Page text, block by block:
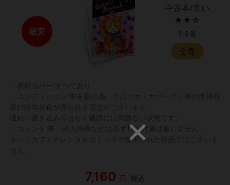
最安
中古本/良い
★★☆
1-8巻
全巻
・コメント:帯・封入特典などは必ずしも付属は致しません。
ネットカフェやレンタルコミックで使用された商品ではございま
7,160 円 税込